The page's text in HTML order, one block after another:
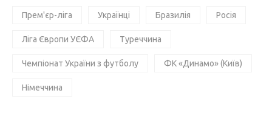
Прем'єр-ліга Українці Бразилія Росія
Ліга Європи УЄФА Туреччина
Чемпіонат України з футболу ФК «Динамо» (Київ)
Німеччина